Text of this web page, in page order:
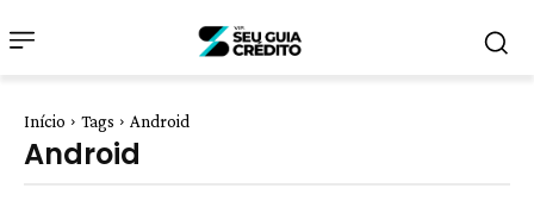
Início Tags Android
Android